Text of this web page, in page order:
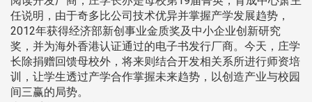
任说明，由于奇多比公司技术优异并掌握产学发展趋势，
2012年获得经济部新创事业金质奖及中小企业创新研究
奖，并为海外香港认证通过的电子书发行厂商。今天，庄学
长除捐赠回馈母校外，将来则结合开发相关系所进行师资培
训，让学生透过产学合作掌握未来趋势，以创造产业与校园
间三赢的局势。